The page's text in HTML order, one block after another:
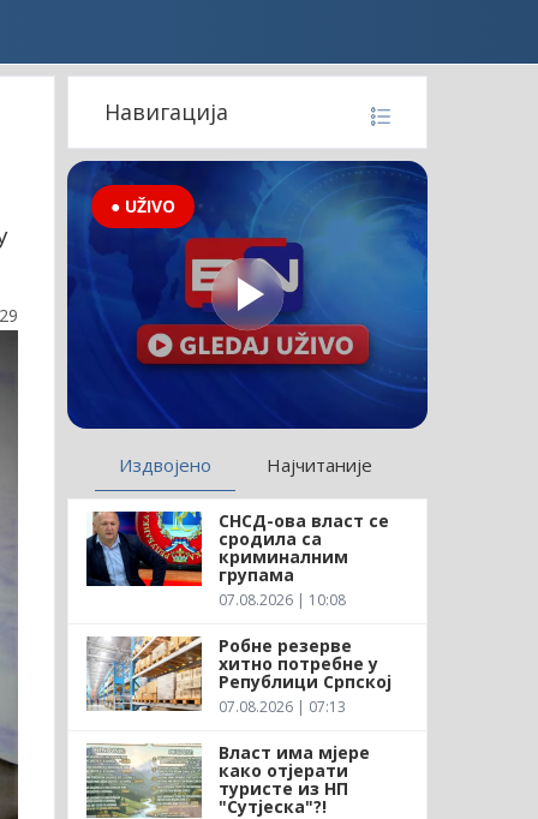
Навигација
● UŽIVO
Издвојено Најчитаније
СНСД-ова власт се
сродила са
криминалним
групама
07.08.2026 | 10:08
Робне резерве
хитно потребне у
Републици Српској
07.08.2026 | 07:13
Власт има мјере
како отјерати
туристе из НП
"Сутјеска"?!